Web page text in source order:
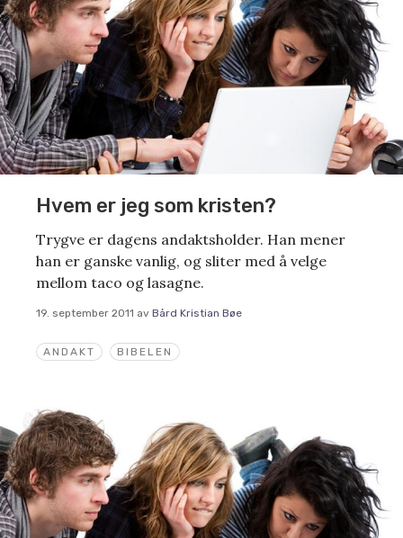
ANDAKT BIBELEN
Hvem er jeg som kristen?
Trygve er dagens andaktsholder. Han mener
han er ganske vanlig, og sliter med å velge
mellom taco og lasagne.
19. september 2011 av Bård Kristian Bøe